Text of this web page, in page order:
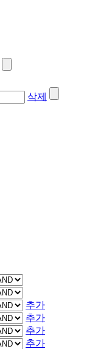
삭제
추가
추가
추가
추가